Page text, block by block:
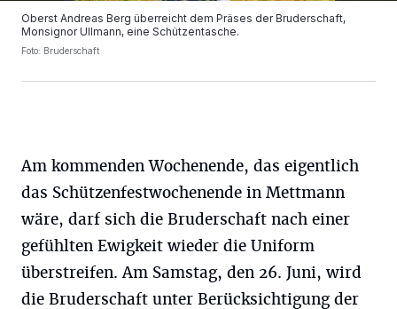
Oberst Andreas Berg überreicht dem Präses der Bruderschaft,
Monsignor Ullmann, eine Schützentasche.
Foto: Bruderschaft
Am kommenden Wochenende, das eigentlich
das Schützenfestwochenende in Mettmann
wäre, darf sich die Bruderschaft nach einer
gefühlten Ewigkeit wieder die Uniform
überstreifen. Am Samstag, den 26. Juni, wird
die Bruderschaft unter Berücksichtigung der